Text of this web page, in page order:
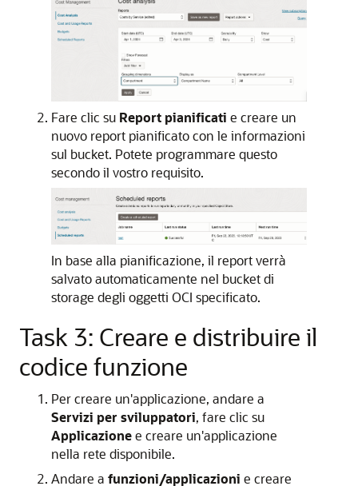
Fare clic su Report pianificati e creare un
nuovo report pianificato con le informazioni
sul bucket. Potete programmare questo
secondo il vostro requisito.
In base alla pianificazione, il report verrà
salvato automaticamente nel bucket di
storage degli oggetti OCI specificato.
Task 3: Creare e distribuire il
codice funzione
Per creare un'applicazione, andare a
Servizi per sviluppatori, fare clic su
Applicazionee creare un'applicazione
nella rete disponibile.
Andare a funzioni/applicazioni e creare